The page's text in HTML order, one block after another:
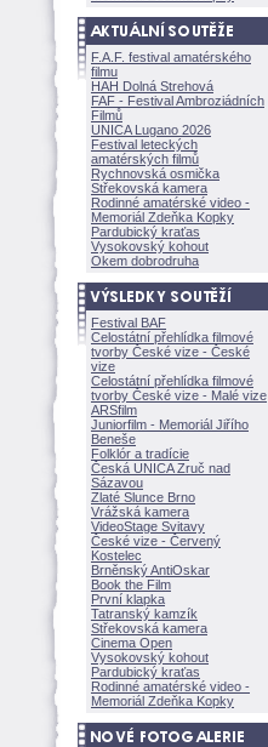
F.A.F. festival amatérského
filmu
HAH Dolná Strehov
FAF - Festival Ambroziádních
Filmů
UNICA Lugano 2026
Festival leteckých
amatérských filmů
Rychnovská osmička
Střekovská kamera
Rodinné amatérské video -
Memoriál Zdeňka Kopky
Pardubický kraťas
Vysokovský kohout
Okem dobrodruha
Festival BAF
Celostátní přehlídka filmové
tvorby České vize - České
vize
Celostátní přehlídka filmové
tvorby České vize - Malé vize
ARSfilm
Juniorfilm - Memoriál Jiřího
Beneše
Folklór a tradície
Česká UNICA Zruč nad
Sázavou
Zlaté Slunce Brno
Vrážská kamera
VideoStage Svitavy
České vize - Červený
Kostelec
Brněnský AntiOskar
Book the Film
První klapka
Tatranský kamzík
Střekovská kamera
Cinema Open
Vysokovský kohout
Pardubický kraťas
Rodinné amatérské video -
Memoriál Zdeňka Kopky